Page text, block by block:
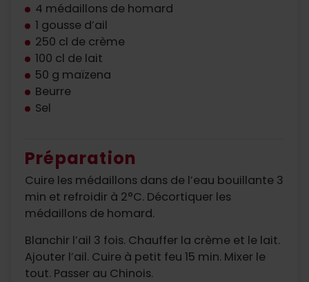
4 médaillons de homard
1 gousse d’ail
250 cl de crème
100 cl de lait
50 g maïzena
Beurre
Sel
Préparation
Cuire les médaillons dans de l’eau bouillante 3
min et refroidir à 2°C. Décortiquer les
médaillons de homard.
Blanchir l’ail 3 fois. Chauffer la crème et le lait.
Ajouter l’ail. Cuire à petit feu 15 min. Mixer le
tout. Passer au Chinois.